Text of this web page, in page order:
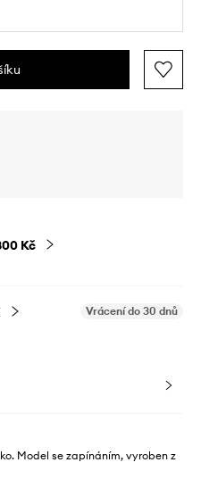
Kč
Vrácení do 30 dnů
Model se zapínáním, vyroben z